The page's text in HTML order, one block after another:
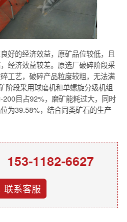
好的经济效益，原矿品位较低，且
经济效益较差。原选厂破碎阶段采
工艺，破碎产品粒度较粗，无法满
阶段采用球磨机和单螺旋分级机组
目占92%，磨矿能耗过大，同时
为39.58%，结合同类矿石的生产
153-1182-6627
联系客服